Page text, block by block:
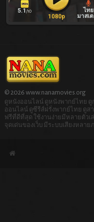
5.1/10
ไทย
มาสเ
1080p
© 2026 www.nanamovies.org
ดูหนังออนไลน์ ดูหนังพากย์ไทย
ออนไลน์ ดูซีรีส์ฝรั่งพากย์ไทย ดูส
ฟรีที่ดีที่สุด ใช้งานง่ายมีหลายตัวเ
จุดเด่นของเว็บ มีระบบเสียงหลา